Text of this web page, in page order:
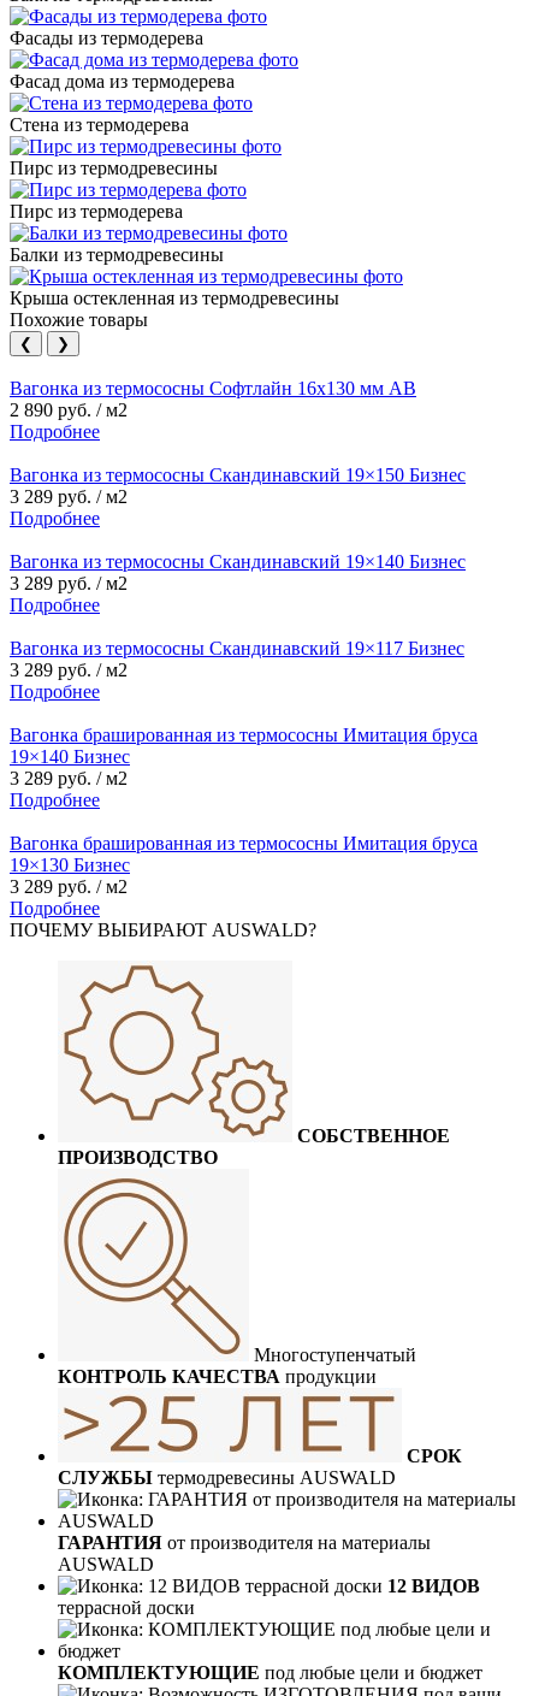
Фасады из термодерева
Фасад дома из термодерева
Стена из термодерева
Пирс из термодревесины
Пирс из термодерева
Балки из термодревесины
Крыша остекленная из термодревесины
Похожие товары
❮ ❯
Вагонка из термососны Софтлайн 16х130 мм АВ
2 890 руб. / м2
Подробнее
Вагонка из термососны Скандинавский 19×150 Бизнес
3 289 руб. / м2
Подробнее
Вагонка из термососны Скандинавский 19×140 Бизнес
3 289 руб. / м2
Подробнее
Вагонка из термососны Скандинавский 19×117 Бизнес
3 289 руб. / м2
Подробнее
Вагонка брашированная из термососны Имитация бруса
19×140 Бизнес
3 289 руб. / м2
Подробнее
Вагонка брашированная из термососны Имитация бруса
19×130 Бизнес
3 289 руб. / м2
Подробнее
ПОЧЕМУ ВЫБИРАЮТ AUSWALD?
СОБСТВЕННОЕ
ПРОИЗВОДСТВО
Многоступенчатый
КОНТРОЛЬ КАЧЕСТВА продукции
СРОК
СЛУЖБЫ термодревесины AUSWALD
ГАРАНТИЯ от производителя на материалы
AUSWALD
12 ВИДОВ
террасной доски
КОМПЛЕКТУЮЩИЕ под любые цели и бюджет